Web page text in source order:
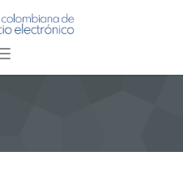
Toggle navigation